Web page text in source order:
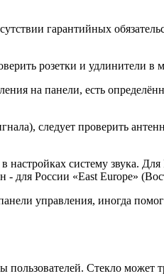
гарантийных
розетки и удлинители в
на панели, есть
следует проверить
настройках систему звука.
- для России «East Europe»
управления, иногда
Стекло может